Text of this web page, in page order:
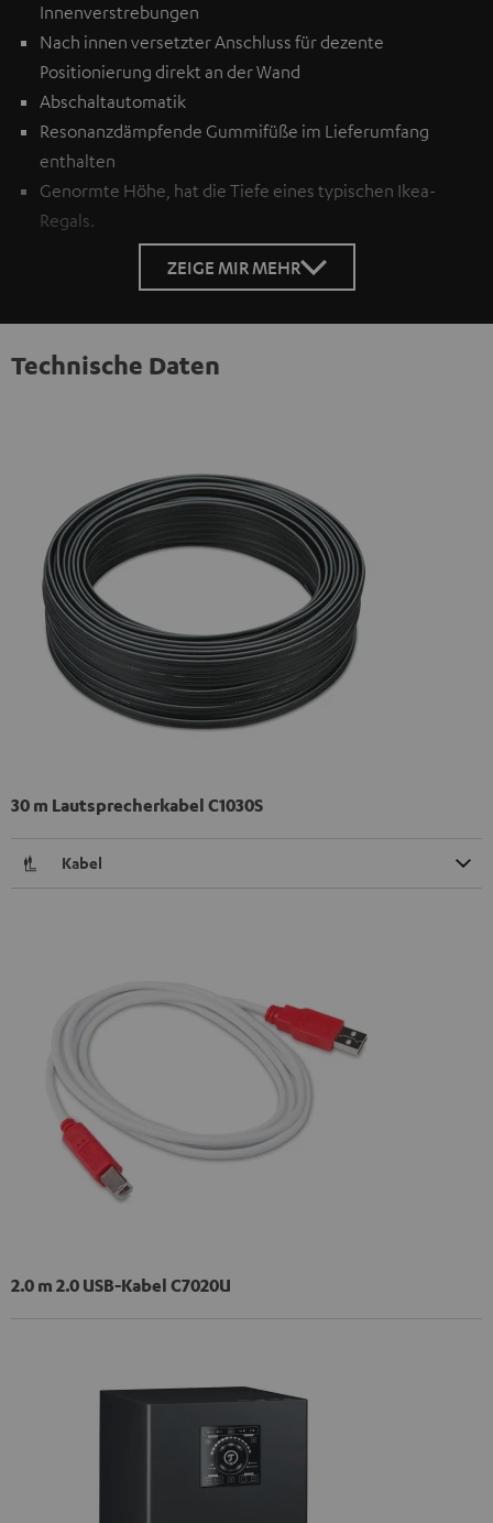
Innenverstrebungen
Nach innen versetzter Anschluss für dezente
Positionierung direkt an der Wand
Abschaltautomatik
Resonanzdämpfende Gummifüße im Lieferumfang
enthalten
Genormte Höhe, hat die Tiefe eines typischen Ikea-
Regals.
ZEIGE MIR MEHR
Technische Daten
30 m Lautsprecherkabel C1030S
Kabel
2.0 m 2.0 USB-Kabel C7020U